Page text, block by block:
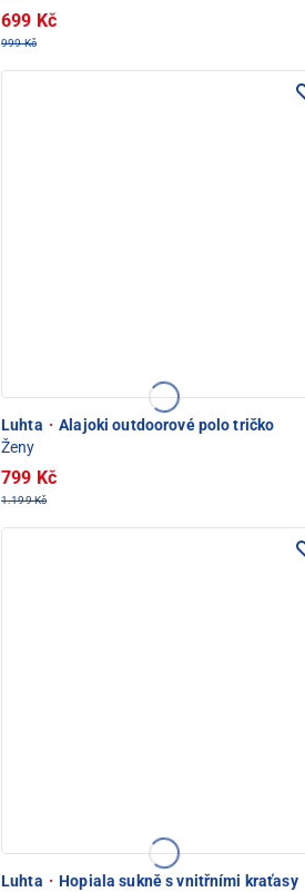
699 Kč
999 Kč
Luhta · Alajoki outdoorové polo tričko
Ženy
799 Kč
1.199 Kč
Luhta · Hopiala sukně s vnitřními kraťasy